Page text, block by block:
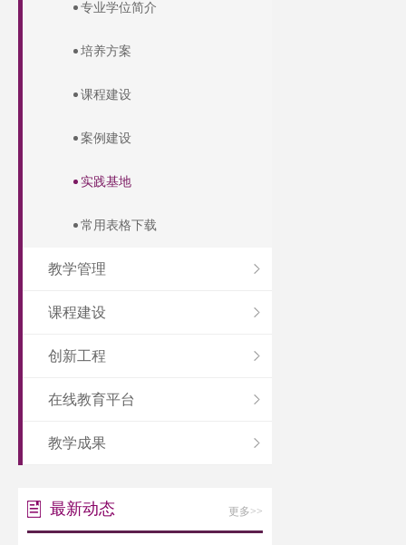
专业学位简介
培养方案
课程建设
案例建设
实践基地
常用表格下载
教学管理
课程建设
创新工程
在线教育平台
教学成果
最新动态 更多>>